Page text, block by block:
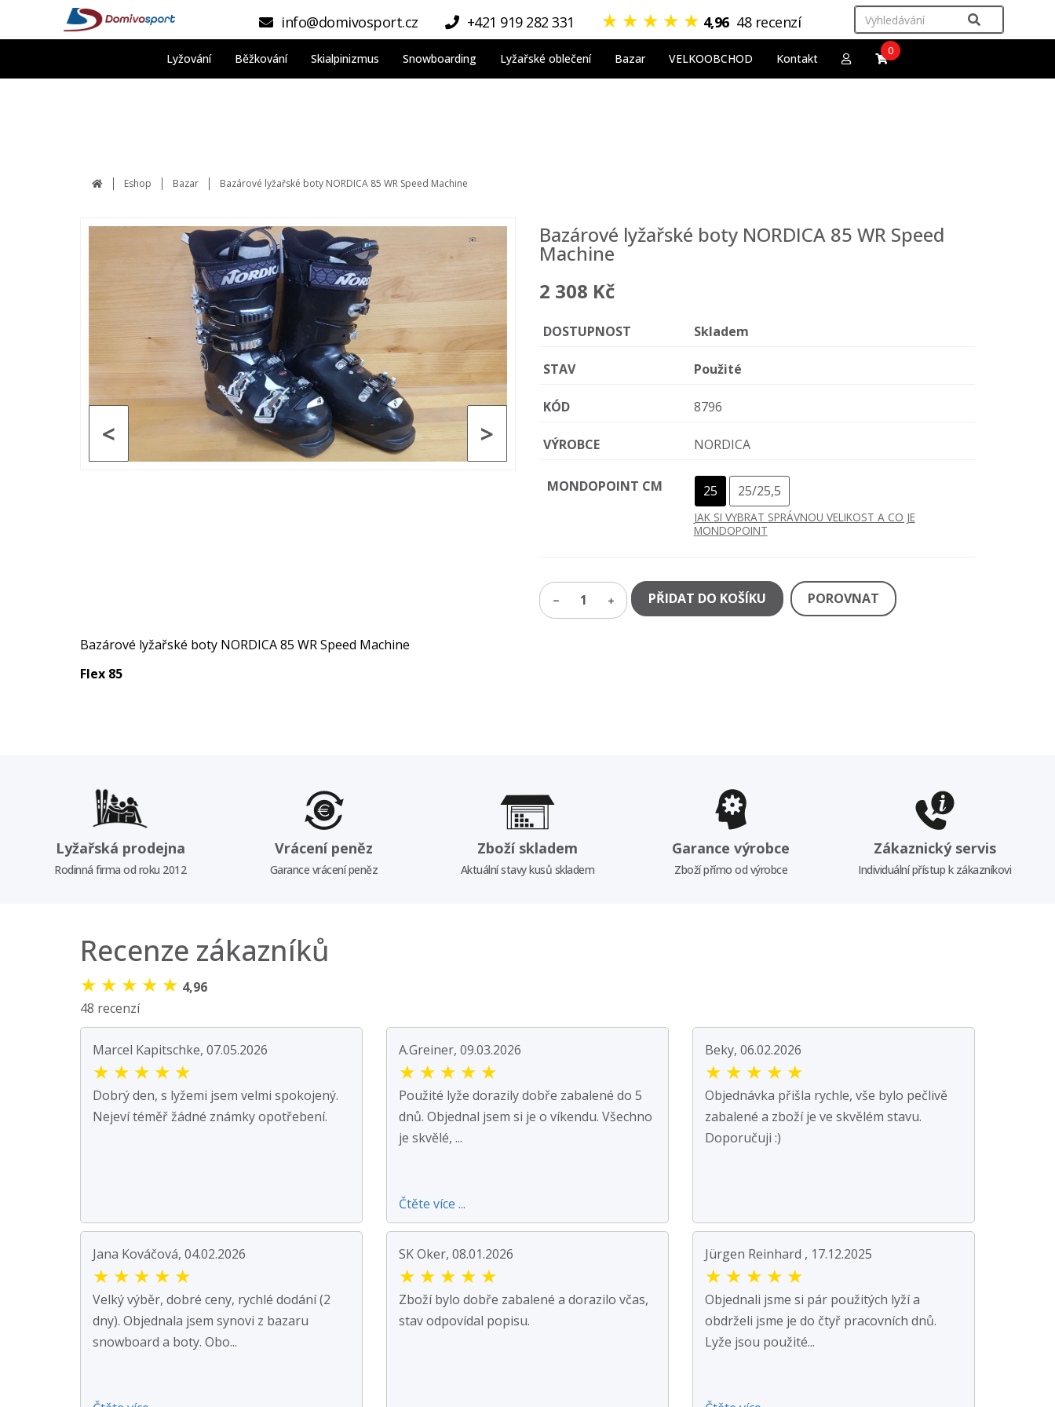
info@domivosport.cz +421 919 282 331 ★ ★ ★ ★ ★ 4,96 48 recenzí
Lyžování Běžkování Skialpinizmus Snowboarding Lyžařské oblečení Bazar VELKOOBCHOD Kontakt
0
Eshop Bazar Bazárové lyžařské boty NORDICA 85 WR Speed Machine
>
<
Bazárové lyžařské boty NORDICA 85 WR Speed
Machine
2 308 Kč
DOSTUPNOST Skladem
STAV Použité
KÓD 8796
VÝROBCE NORDICA
MONDOPOINT CM 25 25/25,5
JAK SI VYBRAT SPRÁVNOU VELIKOST A CO JE
MONDOPOINT
1 PŘIDAT DO KOŠÍKU POROVNAT
Bazárové lyžařské boty NORDICA 85 WR Speed Machine
Flex 85
Lyžařská prodejna
Rodinná firma od roku 2012
Vrácení peněz
Garance vrácení peněz
Zboží skladem
Aktuální stavy kusů skladem
Garance výrobce
Zboží přímo od výrobce
Zákaznický servis
Individuální přístup k zákazníkovi
Recenze zákazníků
★ ★ ★ ★ ★ 4,96
48 recenzí
Marcel Kapitschke, 07.05.2026
★ ★ ★ ★ ★
Dobrý den, s lyžemi jsem velmi spokojený.
Nejeví téměř žádné známky opotřebení.
A.Greiner, 09.03.2026
★ ★ ★ ★ ★
Použité lyže dorazily dobře zabalené do 5
dnů. Objednal jsem si je o víkendu. Všechno
je skvělé, ...
Čtěte více ...
Beky, 06.02.2026
★ ★ ★ ★ ★
Objednávka přišla rychle, vše bylo pečlivě
zabalené a zboží je ve skvělém stavu.
Doporučuji :)
Jana Kováčová, 04.02.2026
★ ★ ★ ★ ★
Velký výběr, dobré ceny, rychlé dodání (2
dny). Objednala jsem synovi z bazaru
snowboard a boty. Obo...
SK Oker, 08.01.2026
★ ★ ★ ★ ★
Zboží bylo dobře zabalené a dorazilo včas,
stav odpovídal popisu.
Jürgen Reinhard , 17.12.2025
★ ★ ★ ★ ★
Objednali jsme si pár použitých lyží a
obdrželi jsme je do čtyř pracovních dnů.
Lyže jsou použité...